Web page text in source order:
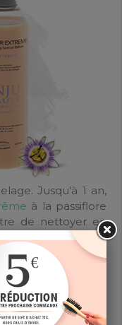
Jusqu'à 1 an,
à la passiflore
de nettoyer en
dermo